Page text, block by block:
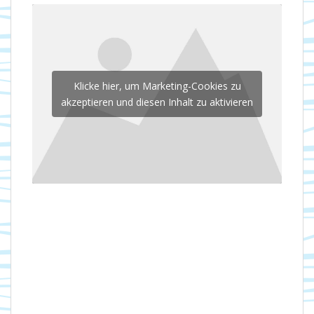
Klicke hier, um Marketing-Cookies zu
akzeptieren und diesen Inhalt zu aktivieren